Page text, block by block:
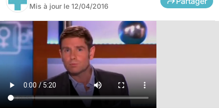
Mis à jour le 12/04/2016